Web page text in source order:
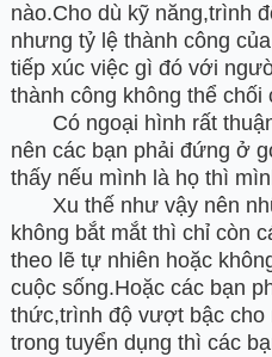
nào.Cho dù kỹ năng,trình
nhưng tỷ lệ thành công
tiếp xúc việc gì đó với
thành công không thể chối
Có ngoại hình rất
nên các bạn phải đứng ở
thấy nếu mình là họ thì
Xu thế như vậy nên
không bắt mắt thì chỉ còn
theo lẽ tự nhiên hoặc
cuộc sống.Hoặc các bạn
thức,trình độ vượt bậc cho
trong tuyển dụng thì các